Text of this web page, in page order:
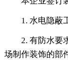
1. 水电隐蔽
2. 有防水要
场制作装饰的部